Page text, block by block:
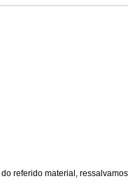
do referido material,